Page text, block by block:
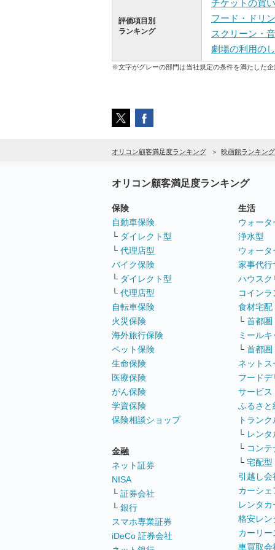
評価項目別
ランキング
チケットの買
フード・ドリ
スクリーン・
劇場の利用の
※文字がグレーの部門は当社規定の条件を満たした
オリコン顧客満足度ランキング 映画館ランキン
オリコン顧客満足度ランキング
保険
自動車保険
└ ダイレクト型
└ 代理店型
バイク保険
└ ダイレクト型
└ 代理店型
自転車保険
火災保険
海外旅行保険
ペット保険
生命保険
医療保険
がん保険
学資保険
保険相談ショップ
金融
ネット証券
NISA
└ 証券会社
└ 銀行
スマホ専業証券
iDeCo 証券会社
生活
ウォー
浄水型
ウォー
家事代行
ハウスク
コイン
食材宅配
└ 首都圏
ミールキ
└ 首都圏
ネットス
フード
サービス
ふるさと
トラン
└ レン
└ コンテ
└ 宅配型
引越し会
カーシ
レンタカ
格安レン
カーリー
車買取会